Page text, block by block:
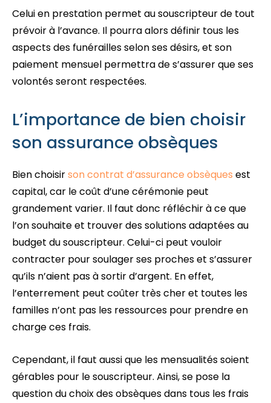
Celui en prestation permet au souscripteur de tout
prévoir à l’avance. Il pourra alors définir tous les
aspects des funérailles selon ses désirs, et son
paiement mensuel permettra de s’assurer que ses
volontés seront respectées.
L’importance de bien choisir
son assurance obsèques
Bien choisirson contrat d’assurance obsèques est
capital, car le coût d’une cérémonie peut
grandement varier. Il faut donc réfléchir à ce que
l’on souhaite et trouver des solutions adaptées au
budget du souscripteur. Celui-ci peut vouloir
contracter pour soulager ses proches et s’assurer
qu’ils n’aient pas à sortir d’argent. En effet,
l’enterrement peut coûter très cher et toutes les
familles n’ont pas les ressources pour prendre en
charge ces frais.
Cependant, il faut aussi que les mensualités soient
gérables pour le souscripteur. Ainsi, se pose la
question du choix des obsèques dans tous les frais